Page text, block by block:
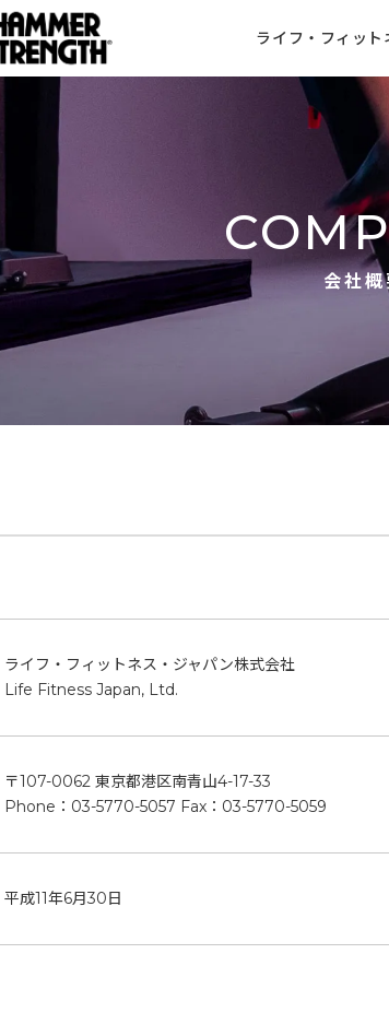
ライフ・フィット
会社概
ライフ・フィットネス・ジャパン株式会社
Life Fitness Japan, Ltd.
〒107-0062 東京都港区南青山4-17-33
Phone：03-5770-5057 Fax：03-5770-5059
平成11年6月30日